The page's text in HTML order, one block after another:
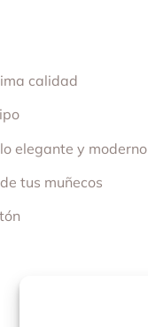
calidad
elegante y moderno
tus muñecos